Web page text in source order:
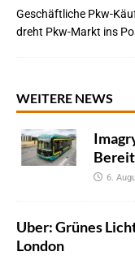
Geschäftliche Pkw-
dreht Pkw-Markt ins
WEITERE NEWS
6.
Uber: Grünes
London